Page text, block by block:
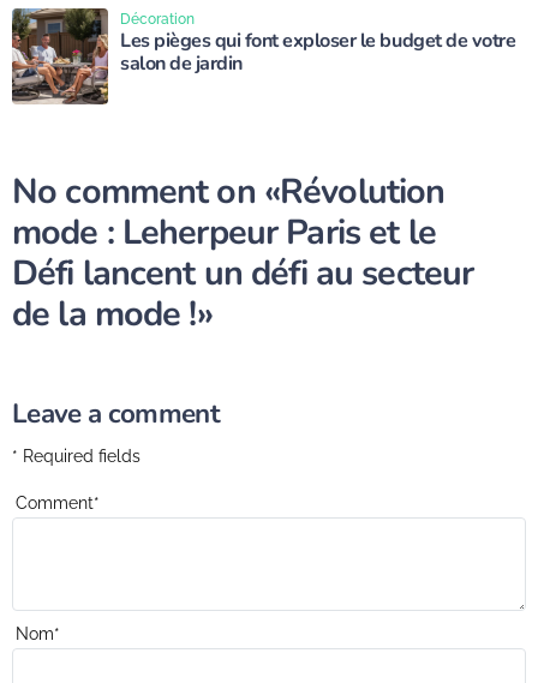
Les pièges qui font exploser le budget de votre
salon de jardin
Décoration
No comment on «Révolution
mode : Leherpeur Paris et le
Défi lancent un défi au secteur
de la mode !»
Leave a comment
* Required fields
Comment*
Nom*